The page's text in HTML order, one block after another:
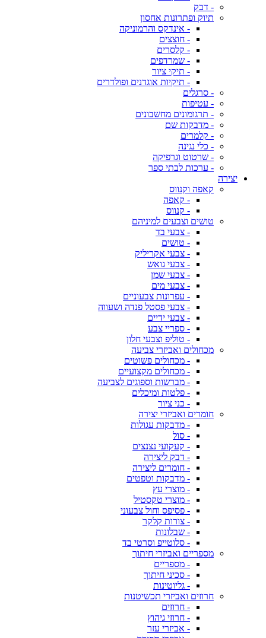
- דבק
תיוק ופתרונות אחסון
- אינדקס והרמוניקה
- חוצצים
- קלסרים
- שמרדפים
- תיקי ציור
- תיקיות אוגדנים ופולדרים
- סרגלים
- עטיפות
- תרגומונים מחשבונים
- מדבקות שם
- קלמרים
- כלי נגינה
- שרטוט וגרפיקה
- ערכות לבתי ספר
יצירה
קאפה וקנווס
- קאפה
- קנווס
טושים וצבעים למיניהם
- צבעי בד
- טושים
- צבעי אקריליק
- צבעי גואש
- צבעי שמן
- צבעי מים
- עפרונות צבעוניים
- צבעי פסטל פנדה ושעווה
- צבעי ידיים
- ספריי צבע
- טוליפ וצבעי חלון
מכחולים ואביזרי צביעה
- מכחולים פשוטים
- מכחולים מקצועיים
- מברשות וספוגים לצביעה
- פלטות ומיכלים
- כני ציור
חומרים ואביזרי יצירה
- מדבקות עגולות
- סול
- קעקועי נצנצים
- דבק ליצירה
- חומרים ליצירה
- מדבקות וטפטים
- מוצרי עץ
- מוצרי טקסטיל
- פסיפס וחול צבעוני
- צורות קלקר
- שבלונות
- סלוטייפ וסרטי בד
מספריים ואביזרי חיתוך
- מספריים
- סכיני חיתוך
- גליוטינות
חרוזים ואביזרי תכשיטנות
- חרוזים
- חרוזי גיהוץ
- אביזרי עזר